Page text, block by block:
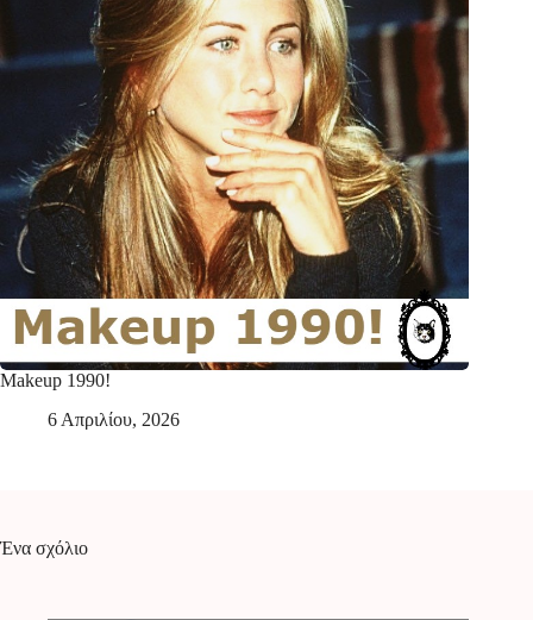
Makeup 1990!
6 Απριλίου, 2026
Ένα σχόλιο